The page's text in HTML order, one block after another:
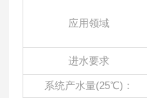
应用领域
进水要求
系统产水量(25℃)：